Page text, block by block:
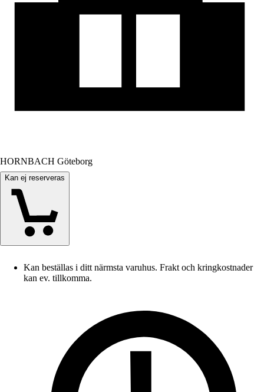
HORNBACH Göteborg
Kan ej reserveras
Kan beställas i ditt närmsta varuhus. Frakt och kringkostnader
kan ev. tillkomma.